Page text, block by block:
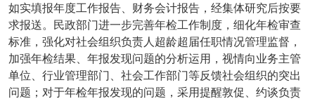
如实填报年度工作报告、财务会计报告，经集体研究后按要
求报送。民政部门进一步完善年检工作制度，细化年检审查
标准，强化对社会组织负责人超龄超届任职情况管理监督，
加强年检结果、年报发现问题的分析运用，视情向业务主管
单位、行业管理部门、社会工作部门等反馈社会组织的突出
问题；对于年检年报发现的问题，采用提醒敦促、约谈负责